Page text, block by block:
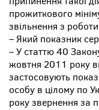
прожиткового
звільнення з
– Який показник
– У статтю 40
жовтня 2011 року
застосовують
особу в цілому по
року звернення за